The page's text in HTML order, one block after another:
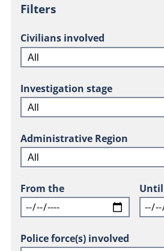
Filters
Civilians involved
Investigation stage
Administrative Region
From the Until
Police force(s) involved